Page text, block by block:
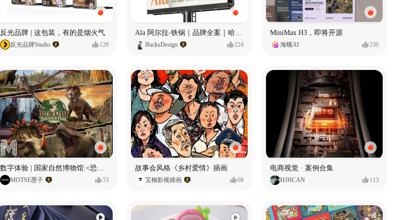
反光品牌 | 这包装，有的是烟火气
反光品牌Studio 128
Ala 阿尔拉-铁锅｜品牌全案｜哈尔滨
BucksDesign 224
MiniMax H3，即将开源
海螺AI 230
MOTSE墨子 53
故事会风格《乡村爱情》插画
宝楠影视插画 68
电商视觉 · 案例合集
HJHCAN 113